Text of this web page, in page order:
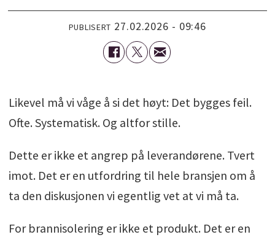
PUBLISERT 27.02.2026 - 09:46
Likevel må vi våge å si det høyt: Det bygges feil.
Ofte. Systematisk. Og altfor stille.
Dette er ikke et angrep på leverandørene. Tvert
imot. Det er en utfordring til hele bransjen om å
ta den diskusjonen vi egentlig vet at vi må ta.
For brannisolering er ikke et produkt. Det er en